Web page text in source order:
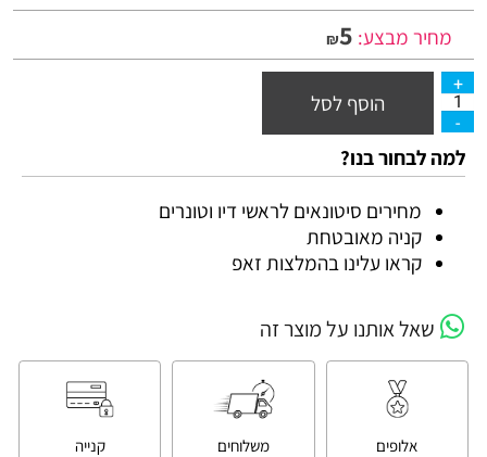
מחיר מבצע:
₪5
הוסף לסל
למה לבחור בנו?
מחירים סיטונאים לראשי דיו וטונרים
קניה מאובטחת
קראו עלינו בהמלצות זאפ
שאל אותנו על מוצר זה
אלופים
משלוחים
קנייה